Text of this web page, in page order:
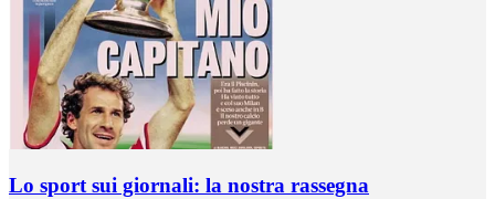
Lo sport sui giornali: la nostra rassegna